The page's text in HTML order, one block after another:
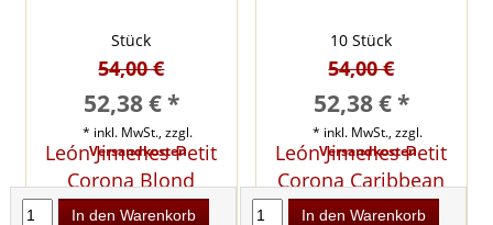
León Jimenes Petit
Corona Blond
(Vanilla) 10 Stück
52,38 € *
54,00 €
* inkl. MwSt., zzgl.
Versandkosten
In den Warenkorb
León Jimenes Petit
Corona Caribbean
(Rum) 10 Stück
52,38 € *
54,00 €
* inkl. MwSt., zzgl.
Versandkosten
In den Warenkorb